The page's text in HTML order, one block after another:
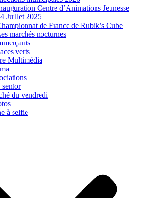
Centre d’Animations Jeunesse
Juillet 2025
de France de Rubik’s Cube
marchés nocturnes
verts
Multimédia
senior
du vendredi
à selfie